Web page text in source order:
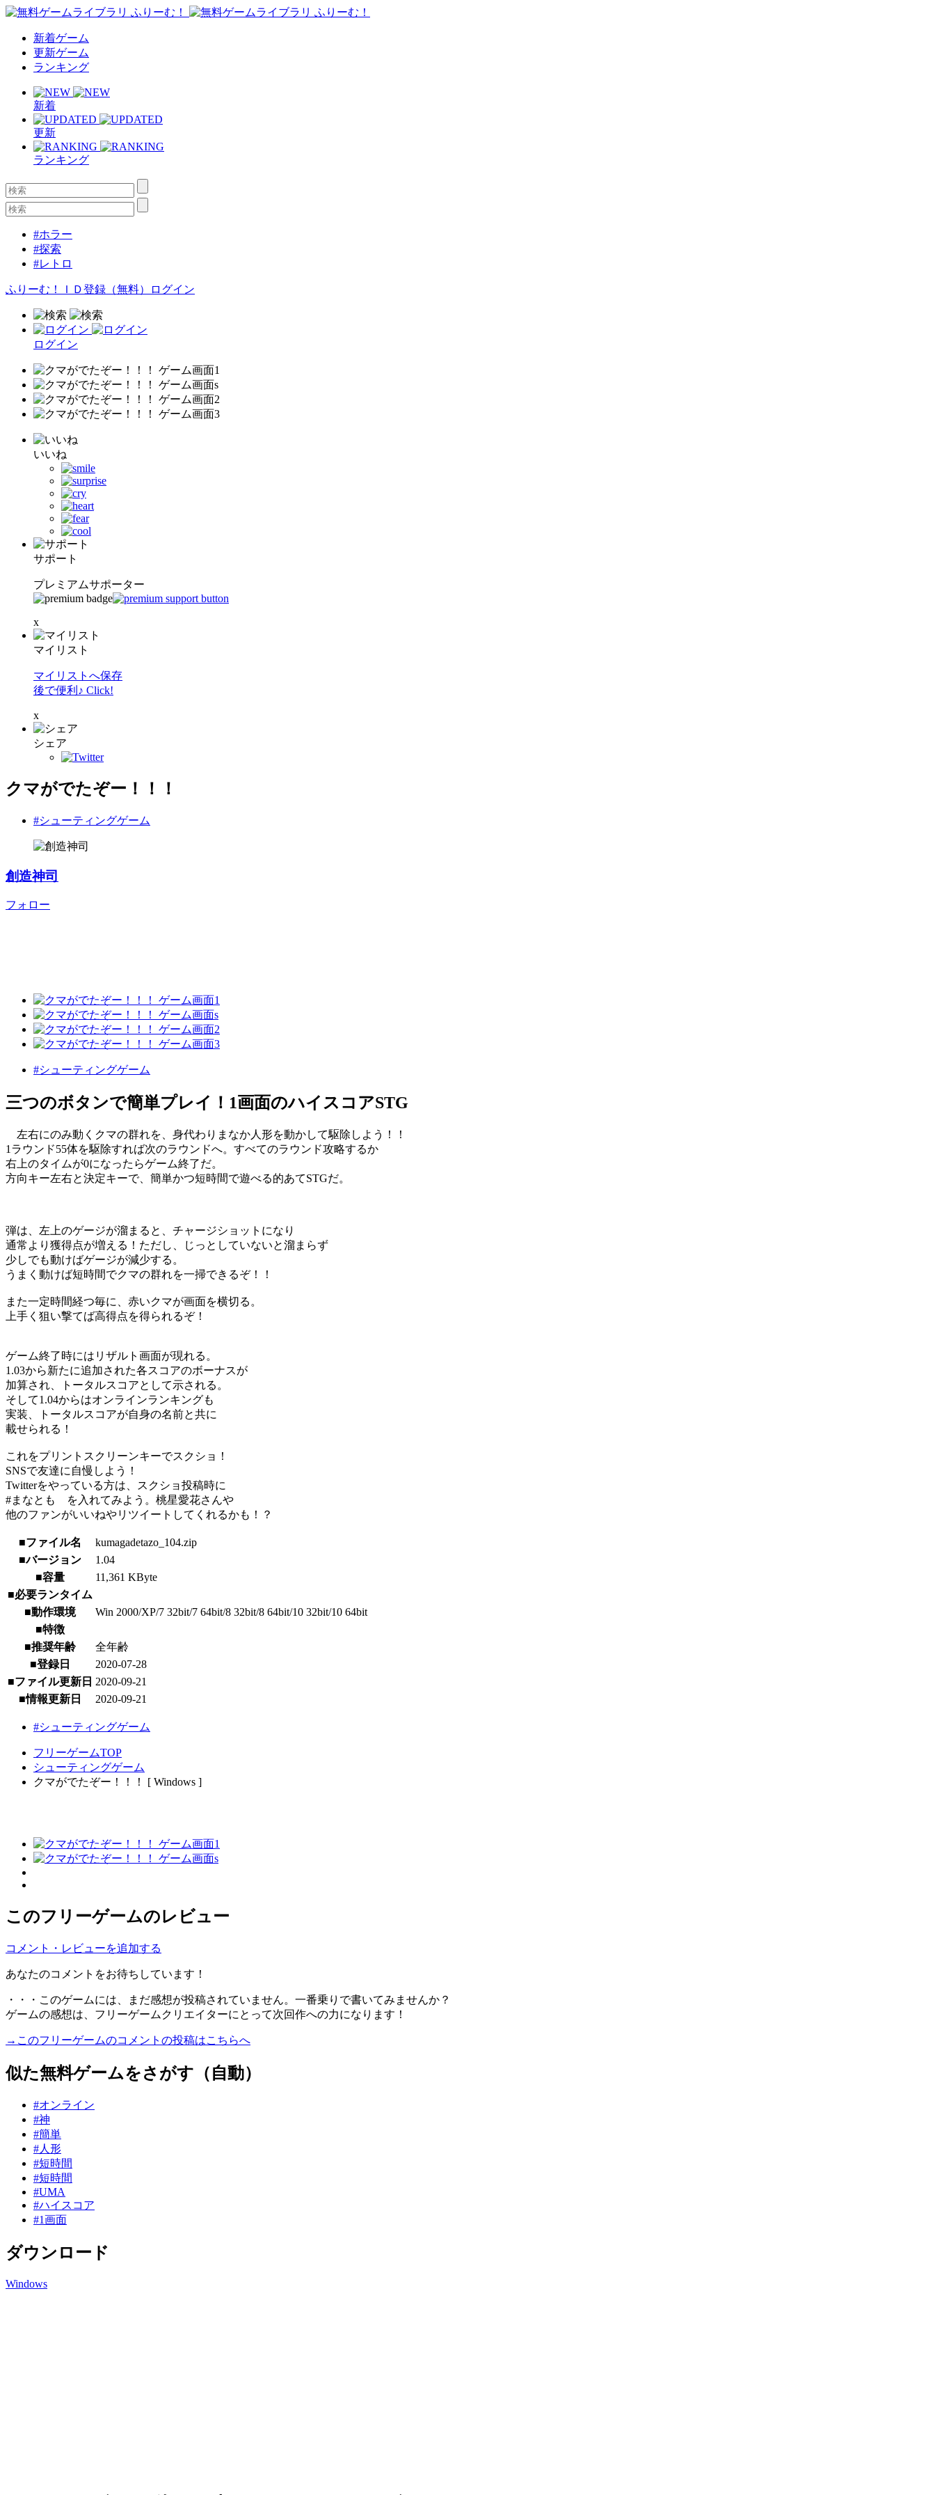
新着ゲーム
更新ゲーム
ランキング
新着
更新
ランキング
#ホラー
#探索
#レトロ
ふりーむ！ＩＤ登録（無料） ログイン
ログイン
いいね
サポート
プレミアムサポーター
x
マイリスト
マイリストへ保存
後で便利♪ Click!
x
シェア
クマがでたぞー！！！
#シューティングゲーム
創造神司
フォロー
#シューティングゲーム
三つのボタンで簡単プレイ！1画面のハイスコアSTG
左右にのみ動くクマの群れを、身代わりまなか人形を動かして駆除しよう！！
1ラウンド55体を駆除すれば次のラウンドへ。すべてのラウンド攻略するか
右上のタイムが0になったらゲーム終了だ。
方向キー左右と決定キーで、簡単かつ短時間で遊べる的あてSTGだ。
弾は、左上のゲージが溜まると、チャージショットになり
通常より獲得点が増える！ただし、じっとしていないと溜まらず
少しでも動けばゲージが減少する。
うまく動けば短時間でクマの群れを一掃できるぞ！！
また一定時間経つ毎に、赤いクマが画面を横切る。
上手く狙い撃てば高得点を得られるぞ！
ゲーム終了時にはリザルト画面が現れる。
1.03から新たに追加された各スコアのボーナスが
加算され、トータルスコアとして示される。
そして1.04からはオンラインランキングも
実装、トータルスコアが自身の名前と共に
載せられる！
これをプリントスクリーンキーでスクショ！
SNSで友達に自慢しよう！
Twitterをやっている方は、スクショ投稿時に
#まなとも を入れてみよう。桃星愛花さんや
他のファンがいいねやリツイートしてくれるかも！？
■ファイル名
kumagadetazo_104.zip
■バージョン
1.04
■容量
11,361 KByte
■必要ランタイム
■動作環境
Win 2000/XP/7 32bit/7 64bit/8 32bit/8 64bit/10 32bit/10 64bit
■特徴
■推奨年齢
全年齢
■登録日
2020-07-28
■ファイル更新日 2020-09-21
■情報更新日
2020-09-21
#シューティングゲーム
フリーゲームTOP
シューティングゲーム
クマがでたぞー！！！ [ Windows ]
このフリーゲームのレビュー
コメント・レビューを追加する
あなたのコメントをお待ちしています！
・・・このゲームには、まだ感想が投稿されていません。一番乗りで書いてみませんか？
ゲームの感想は、フリーゲームクリエイターにとって次回作への力になります！
→このフリーゲームのコメントの投稿はこちらへ
似た無料ゲームをさがす（自動）
#オンライン
#神
#簡単
#人形
#短時間
#短時間
#UMA
#ハイスコア
#1画面
ダウンロード
Windows